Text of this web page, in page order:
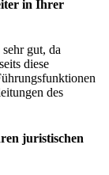
in Ihrer
gut, da
diese
des
juristischen